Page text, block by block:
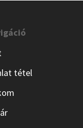
tétel